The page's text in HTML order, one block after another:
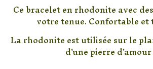
Ce bracelet en rhodonite avec
votre tenue. Confortable
La rhodonite est utilisée sur le
d'une pierre